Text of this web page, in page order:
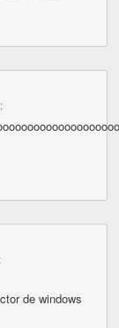
de windows